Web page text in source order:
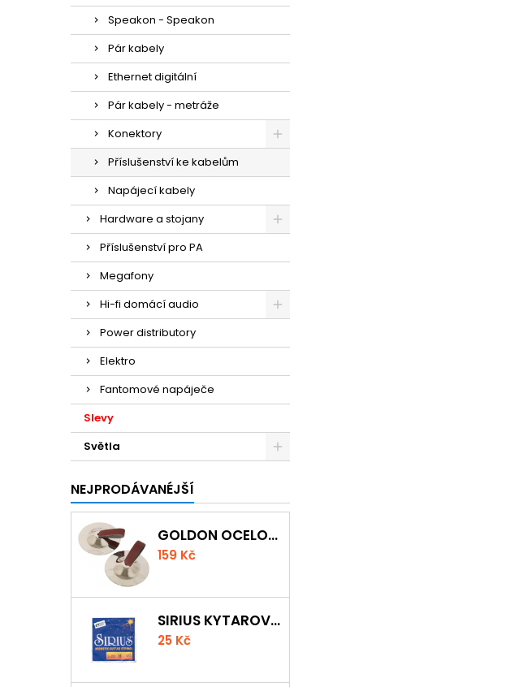
Speakon - Speakon
Pár kabely
Ethernet digitální
Pár kabely - metráže
Konektory
Příslušenství ke kabelům
Napájecí kabely
Hardware a stojany
Příslušenství pro PA
Megafony
Hi-fi domácí audio
Power distributory
Elektro
Fantomové napáječe
Slevy
Světla
NEJPRODÁVANÉJŠÍ
GOLDON OCELOVÉ PRSTOVÉ ČINELKY
159 Kč
SIRIUS KYTAROVÁ STRUNA
25 Kč